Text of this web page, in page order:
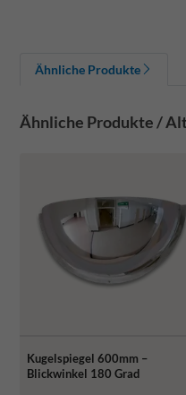
Ähnliche Produkte
Ähnliche Produkte /
Kugelspiegel 600mm –
Blickwinkel 180 Grad